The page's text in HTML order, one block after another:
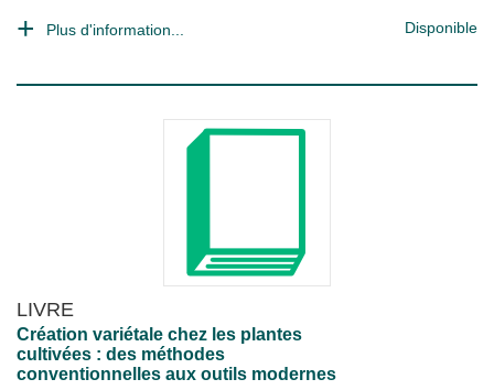
Plus d'information... Disponible
LIVRE
Création variétale chez les plantes
cultivées : des méthodes
conventionnelles aux outils modernes